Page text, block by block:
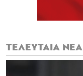
ΤΕΛΕΥΤΑΙΑ ΝΕΑ